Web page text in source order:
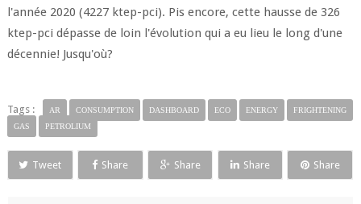
l'année 2020 (4227 ktep-pci). Pis encore, cette hausse de 326
ktep-pci dépasse de loin l'évolution qui a eu lieu le long d'une
décennie! Jusqu'où?
Tags : AR CONSUMPTION DASHBOARD ECO ENERGY
FRIGHTENING
GAS
PETROLIUM
Tweet Share Share Share Share